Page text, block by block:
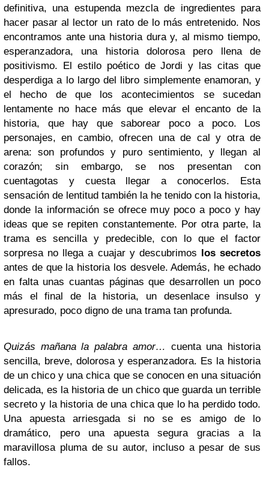
definitiva, una estupenda mezcla de ingredientes para
hacer pasar al lector un rato de lo más entretenido. Nos
encontramos ante una historia dura y, al mismo tiempo,
esperanzadora, una historia dolorosa pero llena de
positivismo. El estilo poético de Jordi y las citas que
desperdiga a lo largo del libro simplemente enamoran, y
el hecho de que los acontecimientos se sucedan
lentamente no hace más que elevar el encanto de la
historia, que hay que saborear poco a poco. Los
personajes, en cambio, ofrecen una de cal y otra de
arena: son profundos y puro sentimiento, y llegan al
corazón; sin embargo, se nos presentan con
cuentagotas y cuesta llegar a conocerlos. Esta
sensación de lentitud también la he tenido con la historia,
donde la información se ofrece muy poco a poco y hay
ideas que se repiten constantemente. Por otra parte, la
trama es sencilla y predecible, con lo que el factor
sorpresa no llega a cuajar y descubrimos los secretos
antes de que la historia los desvele. Además, he echado
en falta unas cuantas páginas que desarrollen un poco
más el final de la historia, un desenlace insulso y
apresurado, poco digno de una trama tan profunda.
Quizás mañana la palabra amor… cuenta una historia
sencilla, breve, dolorosa y esperanzadora. Es la historia
de un chico y una chica que se conocen en una situación
delicada, es la historia de un chico que guarda un terrible
secreto y la historia de una chica que lo ha perdido todo.
Una apuesta arriesgada si no se es amigo de lo
dramático, pero una apuesta segura gracias a la
maravillosa pluma de su autor, incluso a pesar de sus
fallos.